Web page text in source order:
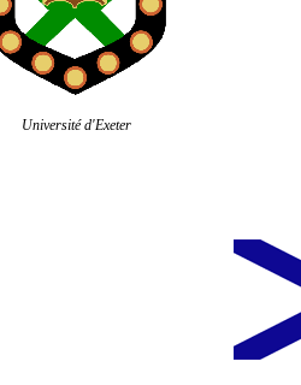
Université d'Exeter